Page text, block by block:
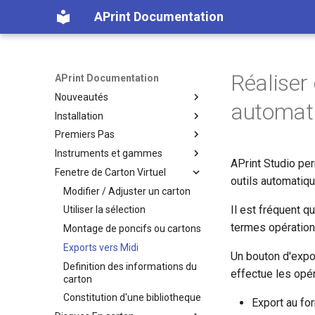
APrint Documentation
APrint Documentation
Nouveautés
Introduction
2022
2020 Fix1
2020
2019
2018
2017
Installation
Récupérer les fichiers
d'installation
Installation, paramétrage
Installation sous Windows
Description des fichiers
installés
Lancement manuel en ligne de
commande
Premiers Pas
Utiliser un fichier Midi
Travailler avec les cartons
Instruments et gammes
Récupérer des instruments
existants
Note sur l'enregistrement
d'instruments
Creer un instrument pas à pas
Fenetre de Carton Virtuel
Modifier / Adjuster un carton
Utiliser la sélection
Montage de poncifs ou cartons
Exports vers Midi
Definition des informations du
carton
Constitution d'une bibliotheque
APrint Studio
outils
Il est fréquent
termes
Un bouton
effectue les
Export au